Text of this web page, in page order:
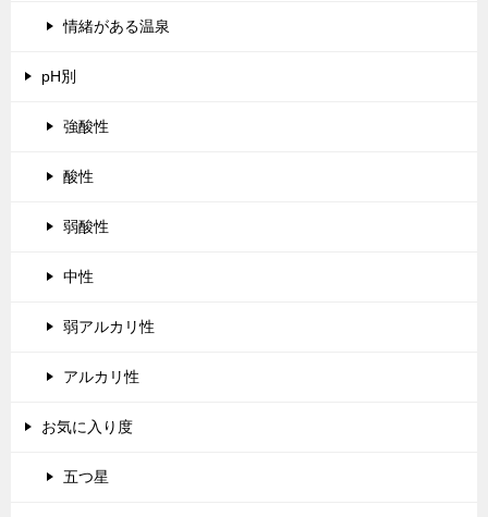
情緒がある温泉
pH別
強酸性
酸性
弱酸性
中性
弱アルカリ性
アルカリ性
お気に入り度
五つ星